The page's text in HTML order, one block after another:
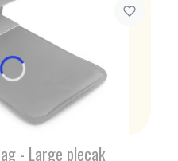
- Large plecak